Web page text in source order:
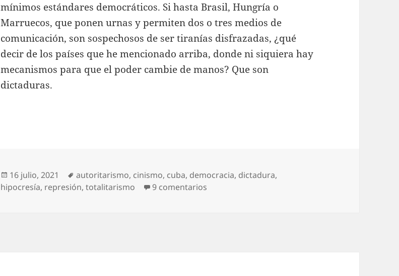
mínimos estándares democráticos. Si hasta Brasil, Hungría o
Marruecos, que ponen urnas y permiten dos o tres medios de
comunicación, son sospechosos de ser tiranías disfrazadas, ¿qué
decir de los países que he mencionado arriba, donde ni siquiera hay
mecanismos para que el poder cambie de manos? Que son
dictaduras.
Publicado
el
16 julio, 2021 Etiquetas
autoritarismo, cinismo, cuba, democracia, dictadura,
hipocresía, represión,totalitarismo 9 comentarios